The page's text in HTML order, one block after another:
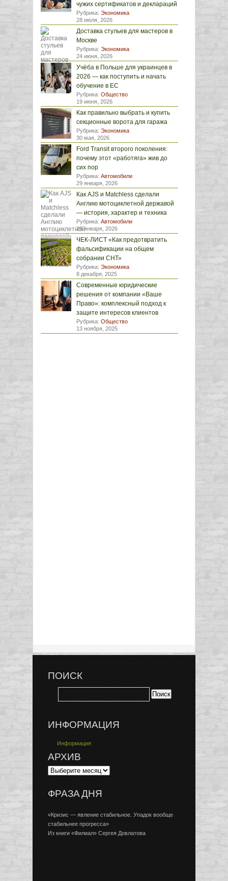
чужих сертификатов и деклараций
Рубрика: Экономика
28 июля, 2026
Доставка стульев для мастеров в
Москве
Рубрика: Экономика
24 июня, 2026
Учёба в Польше для украинцев в
2026 — как поступить и начать
обучение в ЕС
Рубрика: Общество
19 июня, 2026
Как правильно выбрать и купить
секционные ворота для гаража
Рубрика: Экономика
30 мая, 2026
Ford Transit второго поколения:
почему этот «работяга» жив до
сих пор
Рубрика: Автомобили
29 января, 2026
Как AJS и Matchless сделали
Англию мотоциклетной державой
— история, характер и техника
Рубрика: Автомобили
29 января, 2026
ЧЕК-ЛИСТ «Как предотвратить
фальсификации на общем
собрании СНТ»
Рубрика: Экономика
8 декабря, 2025
Современные юридические
решения от компании «Ваше
Право»: комплексный подход к
защите интересов клиентов
Рубрика: Общество
13 ноября, 2025
ПОИСК
ИНФОРМАЦИЯ
Информация
АРХИВ
ФРАЗА ДНЯ
«Кризис — явление стабильное. Упадок вообще
стабильнее прогресса»
Из книги «Филиал» Сергея Довлатова